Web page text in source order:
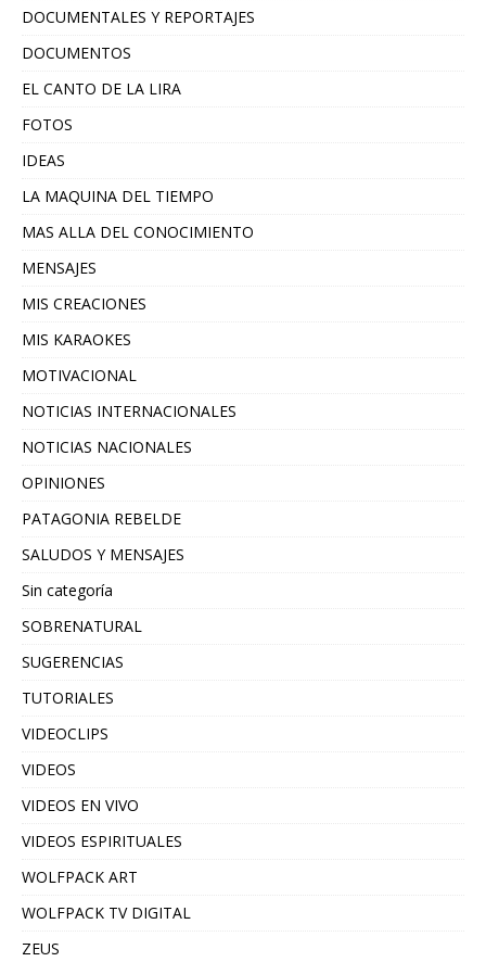
DOCUMENTALES Y REPORTAJES
DOCUMENTOS
EL CANTO DE LA LIRA
FOTOS
IDEAS
LA MAQUINA DEL TIEMPO
MAS ALLA DEL CONOCIMIENTO
MENSAJES
MIS CREACIONES
MIS KARAOKES
MOTIVACIONAL
NOTICIAS INTERNACIONALES
NOTICIAS NACIONALES
OPINIONES
PATAGONIA REBELDE
SALUDOS Y MENSAJES
Sin categoría
SOBRENATURAL
SUGERENCIAS
TUTORIALES
VIDEOCLIPS
VIDEOS
VIDEOS EN VIVO
VIDEOS ESPIRITUALES
WOLFPACK ART
WOLFPACK TV DIGITAL
ZEUS